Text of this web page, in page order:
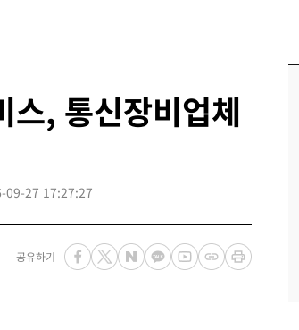
스, 통신장비업체
09-27 17:27:27
공유하기